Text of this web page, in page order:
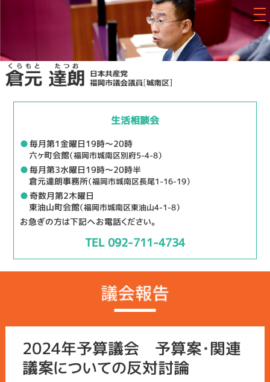
生活相談会
●毎月第1金曜日19時～20時
六ヶ町会館（福岡市城南区別府5-4-8）
●毎月第3水曜日19時～20時半
倉元達朗事務所（福岡市城南区長尾1-16-19）
●奇数月第2木曜日
東油山町会館（福岡市城南区東油山4-1-8）
お急ぎの方は下記へお電話ください。
TEL 092-711-4734
2024年予算議会 予算案・関連
議案についての反対討論